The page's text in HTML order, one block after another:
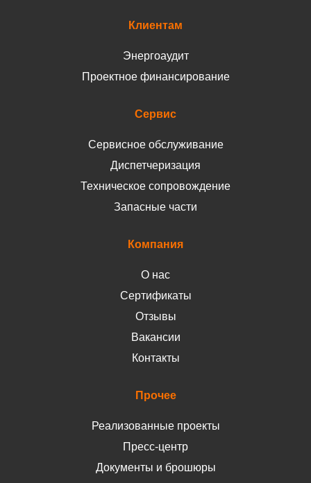
Клиентам
Энергоаудит
Проектное финансирование
Сервис
Сервисное обслуживание
Диспетчеризация
Техническое сопровождение
Запасные части
Компания
О нас
Сертификаты
Отзывы
Вакансии
Контакты
Прочее
Реализованные проекты
Пресс-центр
Документы и брошюры